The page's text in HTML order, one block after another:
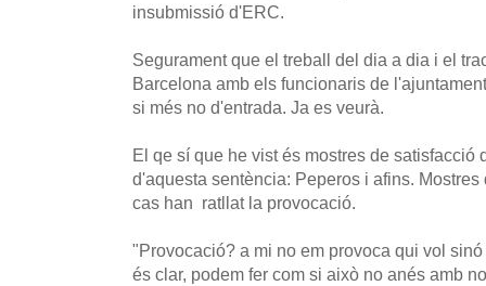
insubmissió d'ERC.
Segurament que el treball del dia a dia i el
Barcelona amb els funcionaris de
si més no d'entrada. Ja es veurà.
El qe sí que he vist és mostres de satisfacció
d'aquesta sentència: Peperos i afins.
cas han ratllat la provocació.
"Provocació? a mi no em provoca qui vol
és clar, podem fer com si això no anés amb